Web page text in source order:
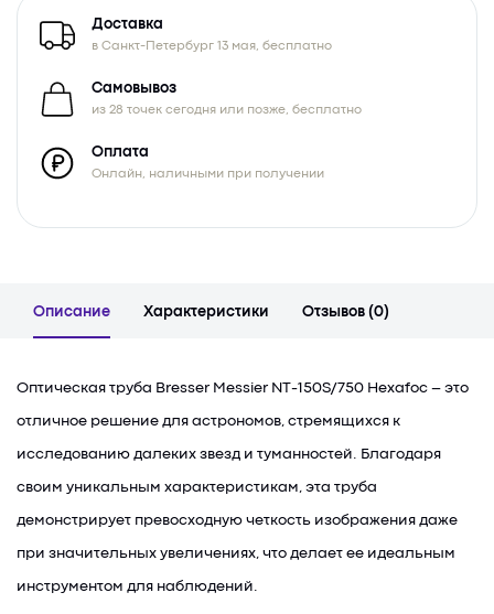
Доставка
в Санкт-Петербург 13 мая, бесплатно
Самовывоз
из 28 точек сегодня или позже, бесплатно
Оплата
Онлайн, наличными при получении
Описание Характеристики Отзывов (0)
Оптическая труба Bresser Messier NT-150S/750 Hexafoc – это
отличное решение для астрономов, стремящихся к
исследованию далеких звезд и туманностей. Благодаря
своим уникальным характеристикам, эта труба
демонстрирует превосходную четкость изображения даже
при значительных увеличениях, что делает ее идеальным
инструментом для наблюдений.